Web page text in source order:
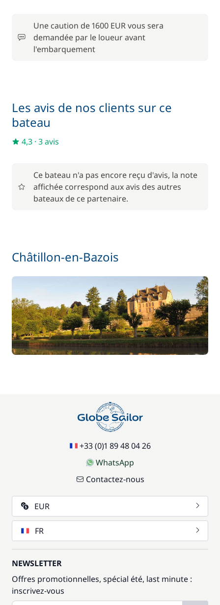
Parking Voitures
Une caution de 1600 EUR vous sera
demandée par le loueur avant
l'embarquement
Les avis de nos clients sur ce
bateau
4,3 · 3 avis
Ce bateau n'a pas encore reçu d'avis, la note
affichée correspond aux avis des autres
bateaux de ce partenaire.
Châtillon-en-Bazois
+33 (0)1 89 48 04 26
WhatsApp
Contactez-nous
EUR
FR
NEWSLETTER
Offres promotionnelles, spécial été, last minute :
inscrivez-vous